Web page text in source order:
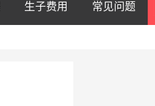
生子费用 常见问题